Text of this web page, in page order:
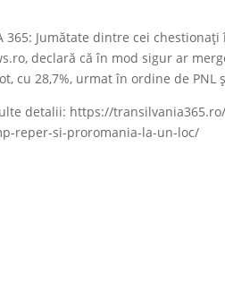
365: Jumătate dintre cei
declară că în mod sigur ar
cu 28,7%, urmat în ordine de PNL
detalii: https://
reper-si-proromania-la-un-loc/